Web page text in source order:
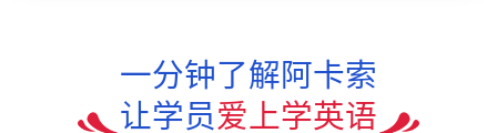
一分钟了解阿卡索
让学员爱上学英语